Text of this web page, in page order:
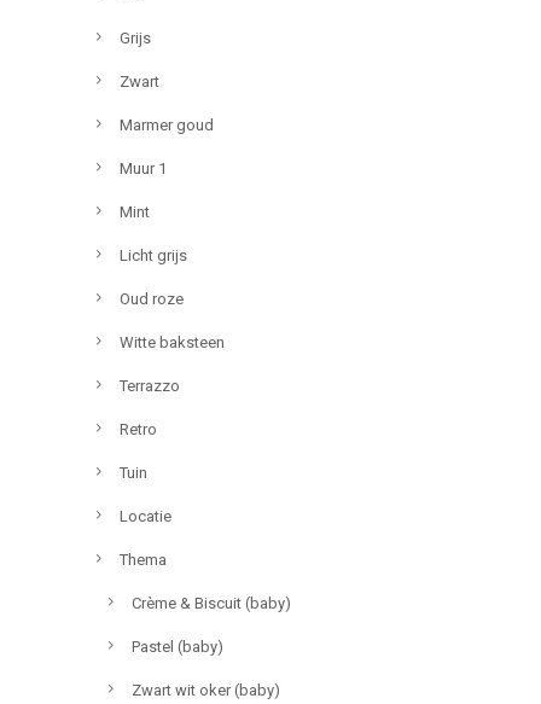
Grijs
Zwart
Marmer goud
Muur 1
Mint
Licht grijs
Oud roze
Witte baksteen
Terrazzo
Retro
Tuin
Locatie
Thema
Crème & Biscuit (baby)
Pastel (baby)
Zwart wit oker (baby)